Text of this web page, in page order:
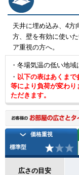
天井に埋め込み、4方
方、壁を有効に使い
ア重視の方へ。
・冬場気温の低い地
・ 以下の表はあくま
等により負荷が変わ
ただきます。
価格重視
標準型
広さの目安